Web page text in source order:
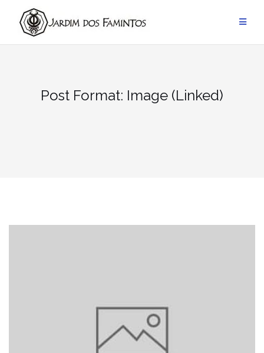
conteúdo
Post Format: Image (Linked)